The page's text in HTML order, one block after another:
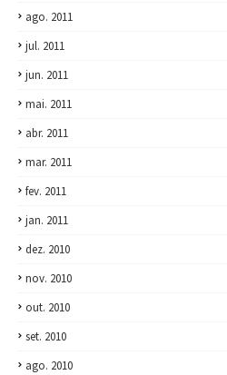
ago. 2011
jul. 2011
jun. 2011
mai. 2011
abr. 2011
mar. 2011
fev. 2011
jan. 2011
dez. 2010
nov. 2010
out. 2010
set. 2010
ago. 2010